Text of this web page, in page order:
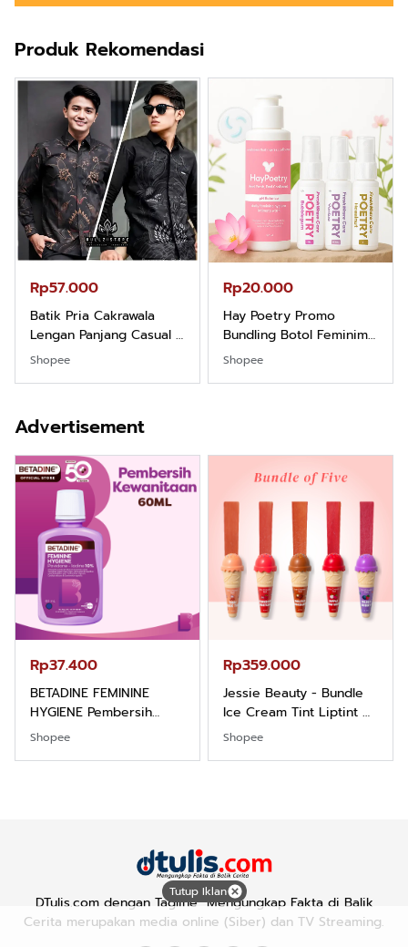
Produk Rekomendasi
Rp57.000
Batik Pria Cakrawala
Lengan Panjang Casual -
Kemeja Batik Pria
Santai Slimfit Formal
Shopee
Rp20.000
Hay Poetry Promo
Bundling Botol Feminim
Care Perawatan
Shopee
Advertisement
Rp37.400
BETADINE FEMININE
HYGIENE Pembersih
Kewanitaan 60ml
Shopee
Rp359.000
Jessie Beauty - Bundle
Ice Cream Tint Liptint All
Variant
Shopee
Tutup Iklan
DTulis.com dengan Tagline "Mengungkap Fakta di Balik
Cerita merupakan media online (Siber) dan TV Streaming.